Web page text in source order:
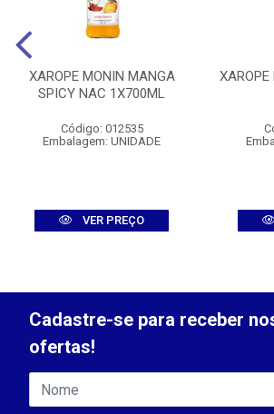
XAROPE MONIN MANGA
SPICY NAC 1X700ML
Código: 012535
Embalagem: UNIDADE
VER PREÇO
Cadastre-se para receber
ofertas!